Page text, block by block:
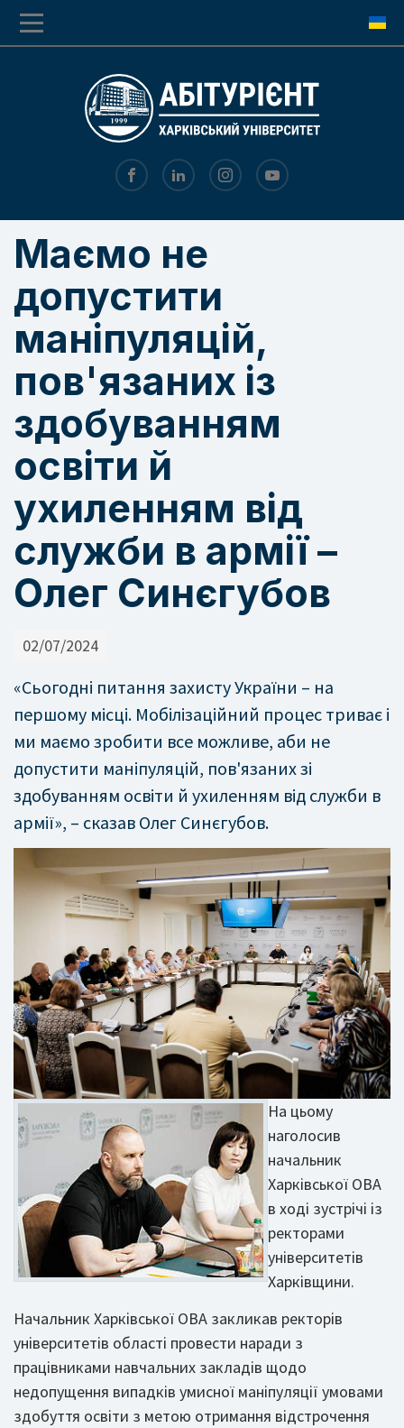
до
основної
навігації
до
основного
вмісту
Маємо не
допустити
маніпуляцій,
пов'язаних із
здобуванням
освіти й
ухиленням від
служби в армії –
Олег Синєгубов
02/07/2024
«Сьогодні питання захисту України – на
першому місці. Мобілізаційний процес триває і
ми маємо зробити все можливе, аби не
допустити маніпуляцій, пов'язаних зі
здобуванням освіти й ухиленням від служби в
армії», – сказав Олег Синєгубов.
На цьому
наголосив
начальник
Харківської ОВА
в ході зустрічі із
ректорами
університетів
Харківщини.
Начальник Харківської ОВА закликав ректорів
університетів області провести наради з
працівниками навчальних закладів щодо
недопущення випадків умисної маніпуляції умовами
здобуття освіти з метою отримання відстрочення